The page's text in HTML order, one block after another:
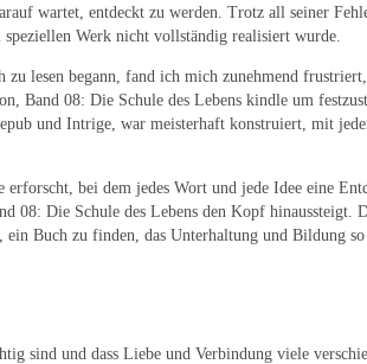
wartet, entdeckt zu werden. Trotz all seiner
Werk nicht vollständig realisiert wurde.
lesen begann, fand ich mich zunehmend
Band 08: Die Schule des Lebens kindle um
und Intrige, war meisterhaft konstruiert, mit
bei dem jedes Wort und jede Idee eine
08: Die Schule des Lebens den Kopf hinaussteigt.
Buch zu finden, das Unterhaltung und Bildung
sind und dass Liebe und Verbindung viele